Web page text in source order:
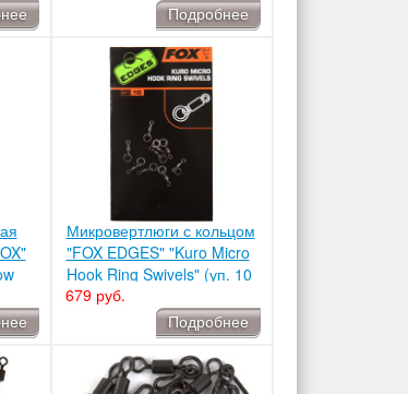
Подробнее
Микровертлюги с кольцом
"FOX EDGES" "Kuro Micro
Hook Ring Swivels" (уп. 10
шт.) CAC586
679 руб.
Подробнее